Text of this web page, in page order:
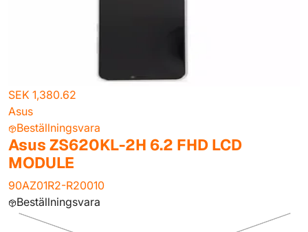
SEK 1,380.62
Asus
Beställningsvara
Asus ZS620KL-2H 6.2 FHD LCD
MODULE
90AZ01R2-R20010
Beställningsvara